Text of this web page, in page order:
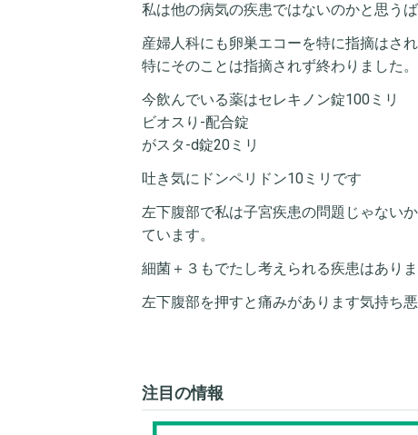
私は他の病気の疾患ではないのかと思うば
産婦人科にも卵巣エコーを特に指摘はさ
特にそのことは指摘されず終わりました。
今飲んでいる薬はセレキノン錠100ミリ
ビオスり-配合錠
がスタ-d錠20ミリ
吐き気にドンペリドン10ミリです
左下腹部で私は子宮疾患の問題じゃない
ています。
細菌＋３もでたし考えられる疾患はあり
左下腹部を押すと痛みがあります気持ち
注目の情報